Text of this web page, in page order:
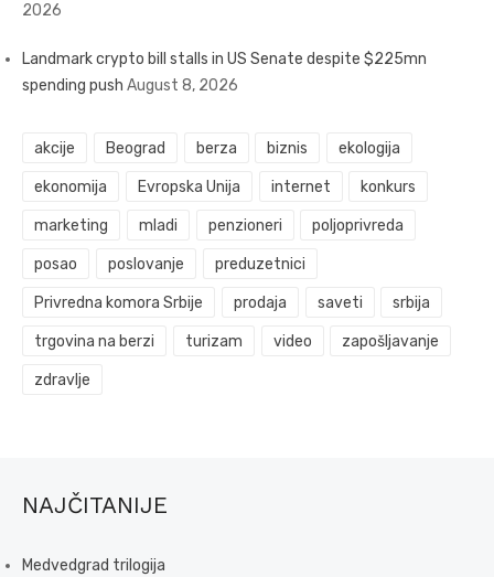
2026
Landmark crypto bill stalls in US Senate despite $225mn
spending push August 8, 2026
akcije Beograd berza biznis ekologija
ekonomija Evropska Unija internet konkurs
marketing mladi penzioneri poljoprivreda
posao poslovanje preduzetnici
Privredna komora Srbije prodaja saveti srbija
trgovina na berzi turizam video zapošljavanje
zdravlje
NAJČITANIJE
Medvedgrad trilogija